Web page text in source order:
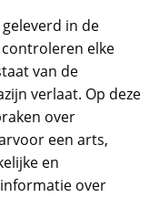
in de
elke
van de
verlaat. Op deze
over
een arts,
en
over